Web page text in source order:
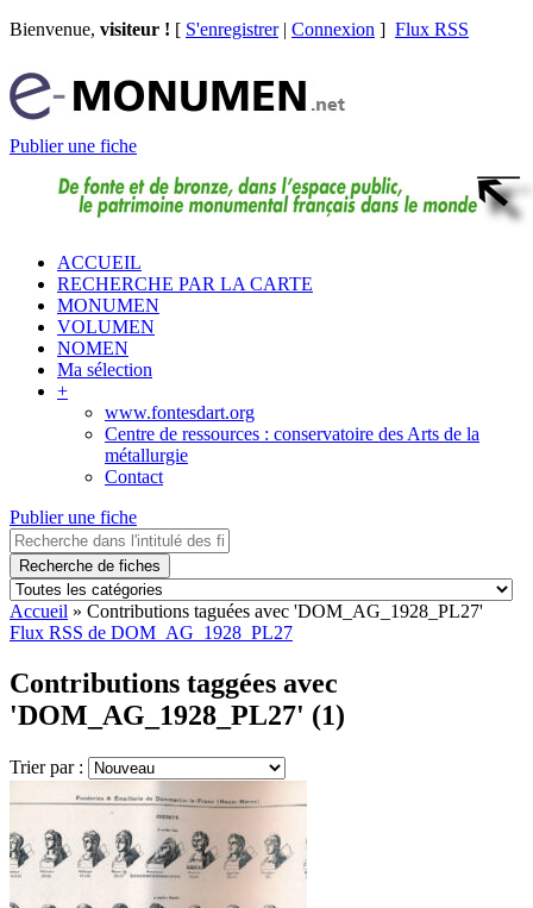
Bienvenue, visiteur ! [ S'enregistrer| Connexion ] Flux RSS
Publier une fiche
ACCUEIL
RECHERCHE PAR LA CARTE
MONUMEN
VOLUMEN
NOMEN
Ma sélection
+
www.fontesdart.org
Centre de ressources : conservatoire des Arts de la
métallurgie
Contact
Publier une fiche
Recherche de fiches
Accueil » Contributions taguées avec 'DOM_AG_1928_PL27'
Flux RSS de DOM_AG_1928_PL27
Contributions taggées avec
'DOM_AG_1928_PL27' (1)
Trier par :